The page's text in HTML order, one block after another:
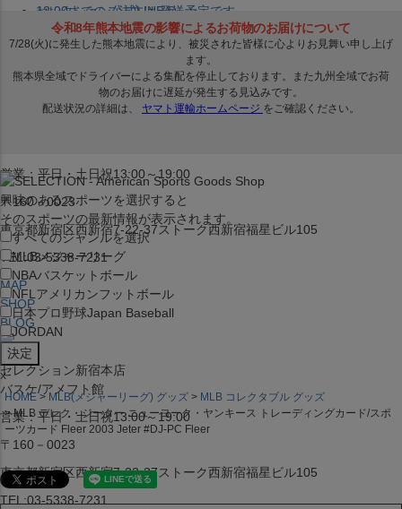
セレクション公式LINE@
営業：平日・土日祝13:00～19:00
〒160－0023
東京都新宿区西新宿7-22-37ストーク西新宿福星ビル105
TEL:03-5338-7231
MAP
SHOP
BLOG
セレクション新宿本店
バスケ/アメフト館
営業：平日・土日祝13:00～19:00
〒160－0023
東京都新宿区西新宿7-22-37ストーク西新宿福星ビル105
TEL:03-5338-7231
12:00までのご注文は発送予定です。
在庫品は 1-3営業日内で発送!! ※お取寄せ商品は対象外
興味のあるスポーツを選択すると
そのスポーツの最新情報が表示されます。
すべてのジャンルを選択
MLBメジャーリーグ
NBAバスケットボール
NFL アメリカンフットボール
日本プロ野球Japan Baseball
JORDAN
x
HOME MLB(メジャーリーグ) グッズ
MLB コレクタブル グッズ
MLB デレク・ジーター ニューヨーク・ヤンキース トレーディングカード/スポ
ーツカード Fleer 2003 Jeter #DJ-PC Fleer